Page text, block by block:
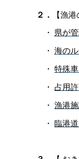
２． 【漁
・ 県が
・ 海の
・ 特殊
・ 占用
・ 漁港
・ 臨港